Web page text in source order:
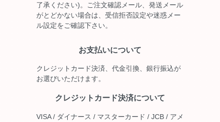
了承ください)。ご注文確認メール、発送メール
がとどかない場合は、受信拒否設定や迷惑メー
ル設定をご確認下さい。
お支払いについて
クレジットカード決済、代金引換、銀行振込が
お選びいただけます。
クレジットカード決済について
VISA / ダイナース / マスターカード / JCB / アメ